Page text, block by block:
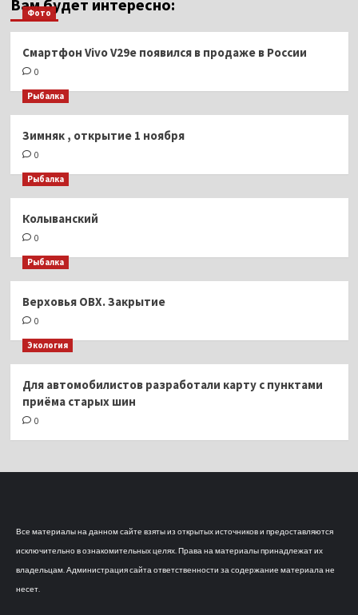
Вам будет интересно:
Фото
Смартфон Vivo V29e появился в продаже в России
0
Рыбалка
Зимняк , открытие 1 ноября
0
Рыбалка
Колыванский
0
Рыбалка
Верховья ОВХ. Закрытие
0
Экология
Для автомобилистов разработали карту с пунктами
приёма старых шин
0
Все материалы на данном сайте взяты из открытых источников и предоставляются
исключительно в ознакомительных целях. Права на материалы принадлежат их
владельцам. Администрация сайта ответственности за содержание материала не
несет.